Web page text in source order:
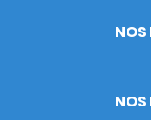
NOS
NOS